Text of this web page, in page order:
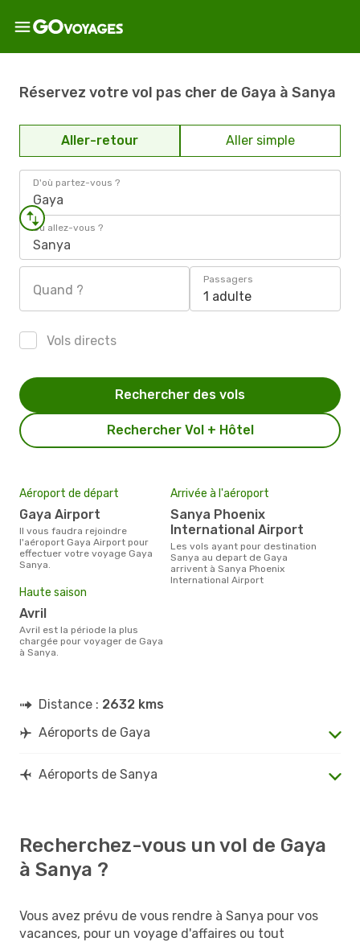
Réservez votre vol pas cher de Gaya à Sanya
Aller-retour Aller simple
D'où partez-vous ?
Gaya
Où allez-vous ?
Sanya
Quand ?
Passagers
1 adulte
Vols directs
Rechercher Vol + Hôtel
Rechercher des vols
Aéroport de départ
Gaya Airport
Il vous faudra rejoindre
l'aéroport Gaya Airport pour
effectuer votre voyage Gaya
Sanya.
Arrivée à l'aéroport
Sanya Phoenix
International Airport
Les vols ayant pour destination
Sanya au depart de Gaya
arrivent à Sanya Phoenix
International Airport
Haute saison
avril
avril est la période la plus
chargée pour voyager de Gaya
à Sanya.
Distance : 2632 kms
Aéroports de Gaya
Aéroports de Sanya
Recherchez-vous un vol de Gaya
à Sanya ?
Vous avez prévu de vous rendre à Sanya pour vos
vacances, pour un voyage d'affaires ou tout